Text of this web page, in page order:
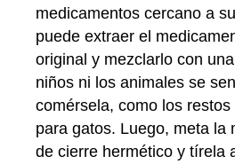
medicamentos cercano a
puede extraer el
original y mezclarlo con
niños ni los animales se
comérsela, como los
para gatos. Luego, meta la
de cierre hermético y tírela